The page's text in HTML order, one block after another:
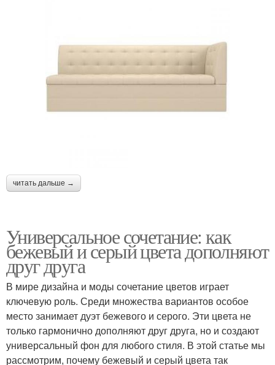
читать дальше →
Универсальное сочетание: как
бежевый и серый цвета дополняют
друг друга
В мире дизайна и моды сочетание цветов играет
ключевую роль. Среди множества вариантов особое
место занимает дуэт бежевого и серого. Эти цвета не
только гармонично дополняют друг друга, но и создают
универсальный фон для любого стиля. В этой статье мы
рассмотрим, почему бежевый и серый цвета так